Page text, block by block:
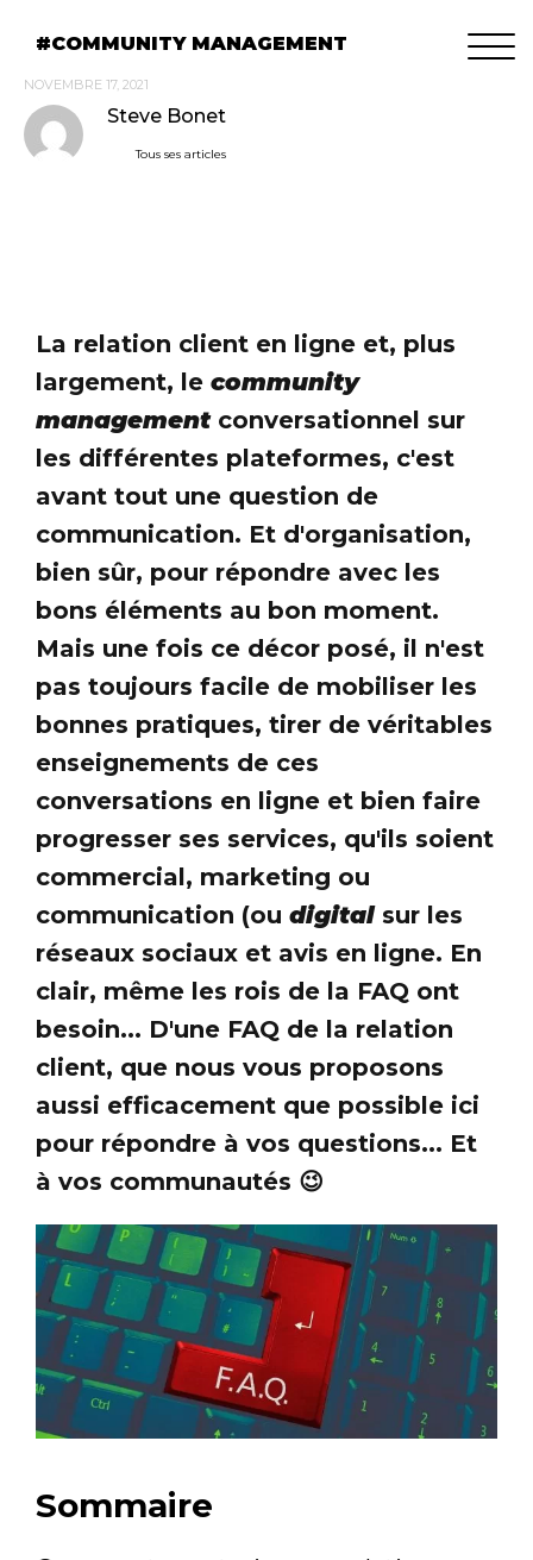
COMMUNITY MANAGEMENT
NOVEMBRE 17, 2021
Steve Bonet
Tous ses articles
La relation client en ligne et, plus
largement, le community
managementconversationnel sur
les différentes plateformes, c'est
avant tout une question de
communication. Et d'organisation,
bien sûr, pour répondre avec les
bons éléments au bon moment.
Mais une fois ce décor posé, il n'est
pas toujours facile de mobiliser les
bonnes pratiques, tirer de véritables
enseignements de ces
conversations en ligne et bien faire
progresser ses services, qu'ils soient
commercial, marketing ou
communication (ou digital sur les
réseaux sociaux et avis en ligne. En
clair, même les rois de la FAQ ont
besoin... D'une FAQ de la relation
client, que nous vous proposons
aussi efficacement que possible ici
pour répondre à vos questions... Et
à vos communautés 😉
Sommaire